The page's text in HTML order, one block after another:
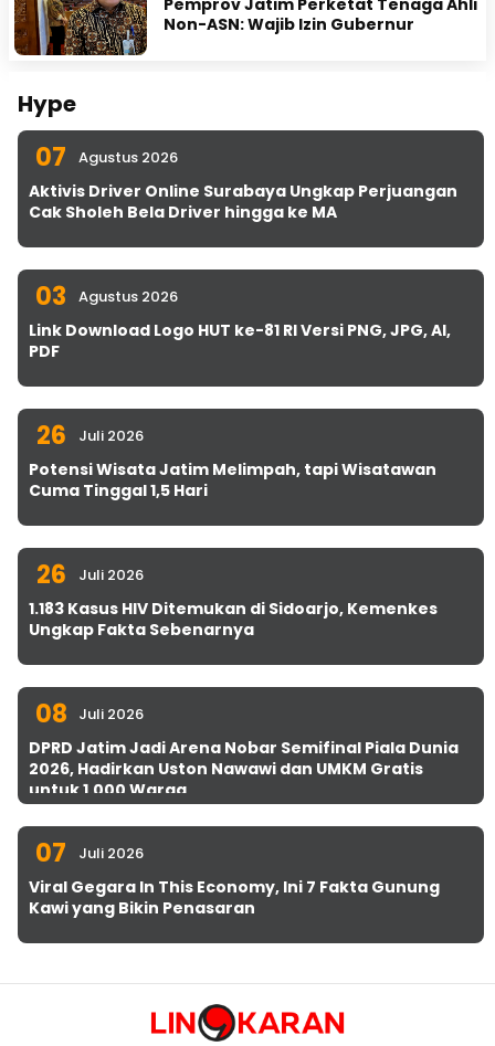
Non-ASN: Wajib Izin Gubernur
Hype
07 Agustus 2026
Aktivis Driver Online Surabaya Ungkap Perjuangan
Cak Sholeh Bela Driver hingga ke MA
03 Agustus 2026
Link Download Logo HUT ke-81 RI Versi PNG, JPG, AI,
PDF
26 Juli 2026
Potensi Wisata Jatim Melimpah, tapi Wisatawan
Cuma Tinggal 1,5 Hari
26 Juli 2026
1.183 Kasus HIV Ditemukan di Sidoarjo, Kemenkes
Ungkap Fakta Sebenarnya
08 Juli 2026
DPRD Jatim Jadi Arena Nobar Semifinal Piala Dunia
2026, Hadirkan Uston Nawawi dan UMKM Gratis
untuk 1.000 Warga
07 Juli 2026
Viral Gegara In This Economy, Ini 7 Fakta Gunung
Kawi yang Bikin Penasaran